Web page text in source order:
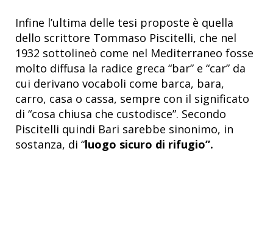
Infine l’ultima delle tesi proposte è quella
dello scrittore Tommaso Piscitelli, che nel
1932 sottolineò come nel Mediterraneo fosse
molto diffusa la radice greca “bar” e “car” da
cui derivano vocaboli come barca, bara,
carro, casa o cassa, sempre con il significato
di “cosa chiusa che custodisce”. Secondo
Piscitelli quindi Bari sarebbe sinonimo, in
sostanza, di “luogo sicuro di rifugio”.